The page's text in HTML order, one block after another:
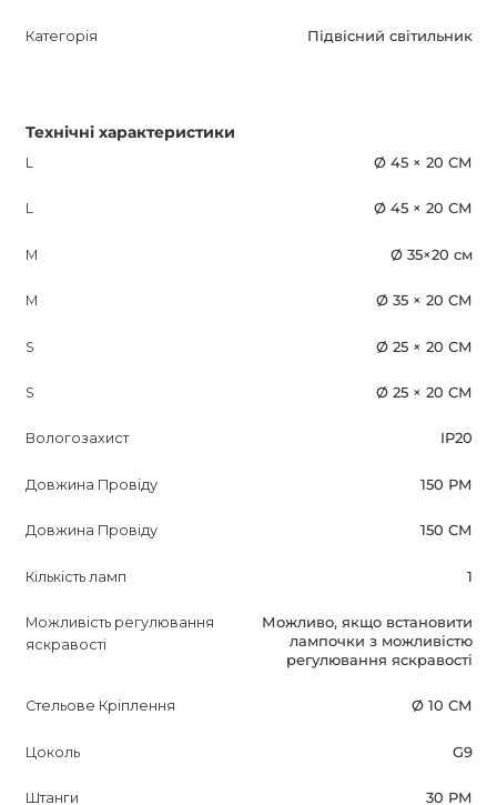
Категорія Підвісний світильник
Технічні характеристики
L Ø 45 × 20 СМ
L Ø 45 × 20 СМ
M Ø 35×20 см
M Ø 35 × 20 СМ
S Ø 25 × 20 СМ
S Ø 25 × 20 СМ
Вологозахист IP20
Довжина Провіду 150 РМ
Довжина Провіду 150 СМ
Кількість ламп 1
Можливість регулювання
яскравості
Можливо, якщо встановити
лампочки з можливістю
регулювання яскравості
Стельове Кріплення Ø 10 СМ
Цоколь G9
Штанги 30 РМ